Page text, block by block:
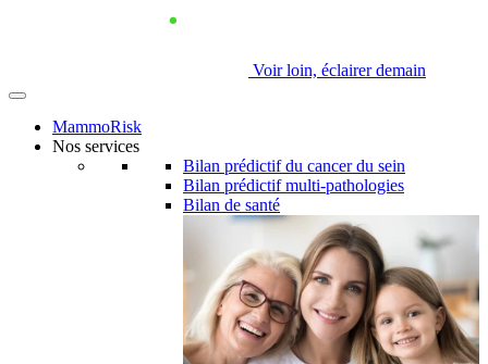
Voir loin, éclairer demain
MammoRisk
Nos services
Bilan prédictif du cancer du sein
Bilan prédictif multi-pathologies
Bilan de santé